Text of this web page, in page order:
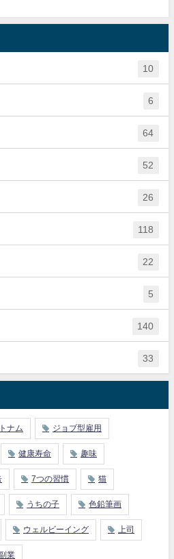
10
6
64
52
26
118
22
5
140
33
ナム ジョブ型雇用
健康寿命 趣味
7つの習慣 猫
うちの子 色鉛筆画
ウェルビーイング 上司
業